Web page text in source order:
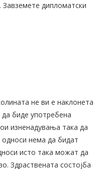
дипломатски
не ви е наклонета
биде употребена
изненадувања така да
нема да бидат
исто така можат да
Здраствената состојба